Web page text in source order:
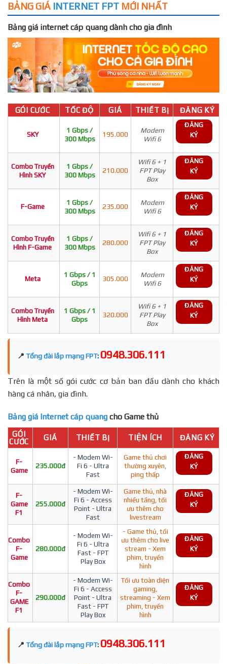
BẢNG GIÁ INTERNET FPT MỚI NHẤT
Bảng giá internet cáp quang dành cho gia đình
GÓI CƯỚC TỐC ĐỘ GIÁ THIẾT BỊ ĐĂNG KÝ
SKY
1 Gbps /
300 Mbps
195.000
Modem
Wifi 6
ĐĂNG
KÝ
Combo Truyền
Hình SKY
1 Gbps /
300 Mbps
210.000
Wifi 6 + 1
FPT Play
Box
ĐĂNG
KÝ
F-Game
1 Gbps /
300 Mbps
235.000
Modem
Wifi 6
ĐĂNG
KÝ
Combo Truyền
Hình F-Game
1 Gbps /
300 Mbps
280.000
Wifi 6 + 1
FPT Play
Box
ĐĂNG
KÝ
Meta
1 Gbps / 1
Gbps
305.000
Modem
Wifi 6
ĐĂNG
KÝ
Combo Truyền
Hình Meta
1 Gbps / 1
Gbps
320.000
Wifi 6 + 1
FPT Play
Box
ĐĂNG
KÝ
📍 Tổng đài lắp mạng FPT: 0948.306.111
Trên là một số gói cước cơ bản ban đầu dành cho khách
hàng cá nhân, gia đình.
Bảng giá Internet cáp quang cho Game thủ
GÓI
CƯỚC
GIÁ THIẾT BỊ TIỆN ÍCH ĐĂNG KÝ
F-
Game
235.000đ
- Modem Wi-
Fi 6 - Ultra
Fast
Game thủ chơi
thường xuyên,
ping thấp
ĐĂNG
KÝ
F-
Game
F1
255.000đ
- Modem Wi-
Fi 6 - Access
Point - Ultra
Fast
Game thủ, nhà
nhiều tầng, tối
ưu thêm cho
livestream
ĐĂNG
KÝ
Combo
F-
Game
280.000đ
- Modem Wi-
Fi 6 - Ultra
Fast - FPT
Play Box
- Game thủ, tối
ưu thêm cho live
stream - Xem
phim, truyền
hình
ĐĂNG
KÝ
Combo
F-
GAME
F1
290.000đ
- Modem Wi-
Fi 6 - Access
Point - Ultra
Fast - FPT
Play Box
Tối ưu toàn diện
gaming,
streaming - Xem
phim, truyền
hình
ĐĂNG
KÝ
📍 Tổng đài lắp mạng FPT: 0948.306.111